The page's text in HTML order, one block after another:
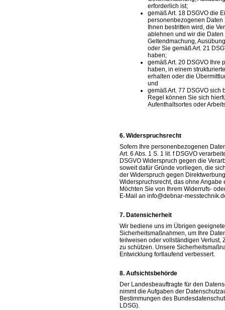
erforderlich ist;
gemäß Art. 18 DSGVO die
personenbezogenen
Ihnen bestritten wird, die
ablehnen und wir die
Geltendmachung,
oder Sie gemäß Art. 21
haben;
gemäß Art. 20 DSGVO Ihre
haben, in einem
erhalten oder die
und
gemäß Art. 77 DSGVO sich
Regel können Sie sich
Aufenthaltsortes oder
Widerspruchsrecht
Sofern Ihre personenbezogenen
Art. 6 Abs. 1 S. 1 lit. f DSGVO
DSGVO Widerspruch gegen die
soweit dafür Gründe vorliegen, die
der Widerspruch gegen
Widerspruchsrecht, das ohne
Möchten Sie von Ihrem Widerrufs-
E-Mail an info@debnar-
Datensicherheit
Wir bediene uns im Übrigen
Sicherheitsmaßnahmen, um Ihre
teilweisen oder vollständigen Verlust,
zu schützen. Unsere
Entwicklung fortlaufend verbessert.
Aufsichtsbehörde
Der Landesbeauftragte für den
nimmt die Aufgaben der
Bestimmungen des
LDSG).